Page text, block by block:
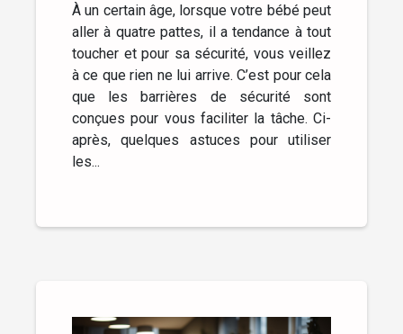
À un certain âge, lorsque votre bébé peut
aller à quatre pattes, il a tendance à tout
toucher et pour sa sécurité, vous veillez
à ce que rien ne lui arrive. C’est pour cela
que les barrières de sécurité sont
conçues pour vous faciliter la tâche. Ci-
après, quelques astuces pour utiliser
les...